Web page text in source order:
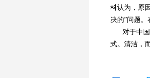
科认为，原
决的”问题。
对于中
式。清洁，